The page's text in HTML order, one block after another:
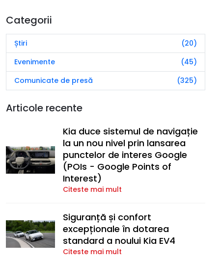
Categorii
Știri
(20)
Evenimente
(45)
Comunicate de presă
(325)
Articole recente
Kia duce sistemul de navigație
la un nou nivel prin lansarea
punctelor de interes Google
(POIs - Google Points of
Interest)
Citeste mai mult
Siguranță și confort
excepționale în dotarea
standard a noului Kia EV4
Citeste mai mult